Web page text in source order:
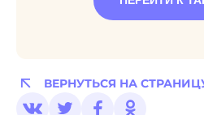
ВЕРНУТЬСЯ НА